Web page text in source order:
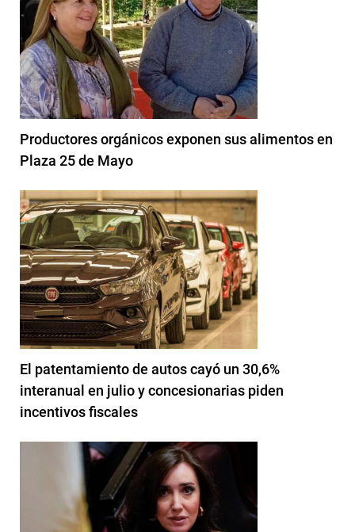
Productores orgánicos exponen sus alimentos en
Plaza 25 de Mayo
El patentamiento de autos cayó un 30,6%
interanual en julio y concesionarias piden
incentivos fiscales